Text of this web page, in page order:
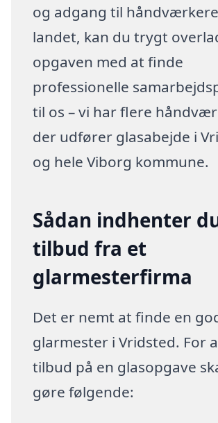
og adgang til
landet, kan du trygt
opgaven med at finde
professionelle
til os – vi har flere
der udfører glasabejde i
og hele Viborg kommune.
Sådan indhenter
tilbud fra et
glarmesterfirma
Det er nemt at finde en
glarmester i Vridsted. For
tilbud på en glasopgave
gøre følgende: